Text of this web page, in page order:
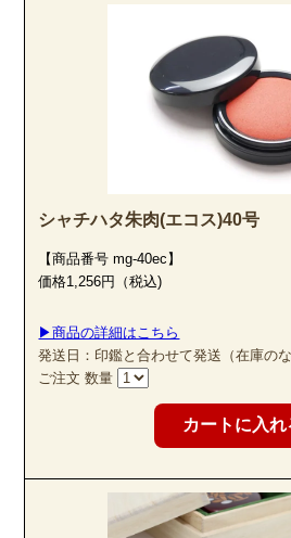
シャチハタ朱肉(エコス)40号
【商品番号 mg-40ec】
価格1,256円（税込)
▶商品の詳細はこちら
発送日：印鑑と合わせて発送（在庫のな
ご注文 数量